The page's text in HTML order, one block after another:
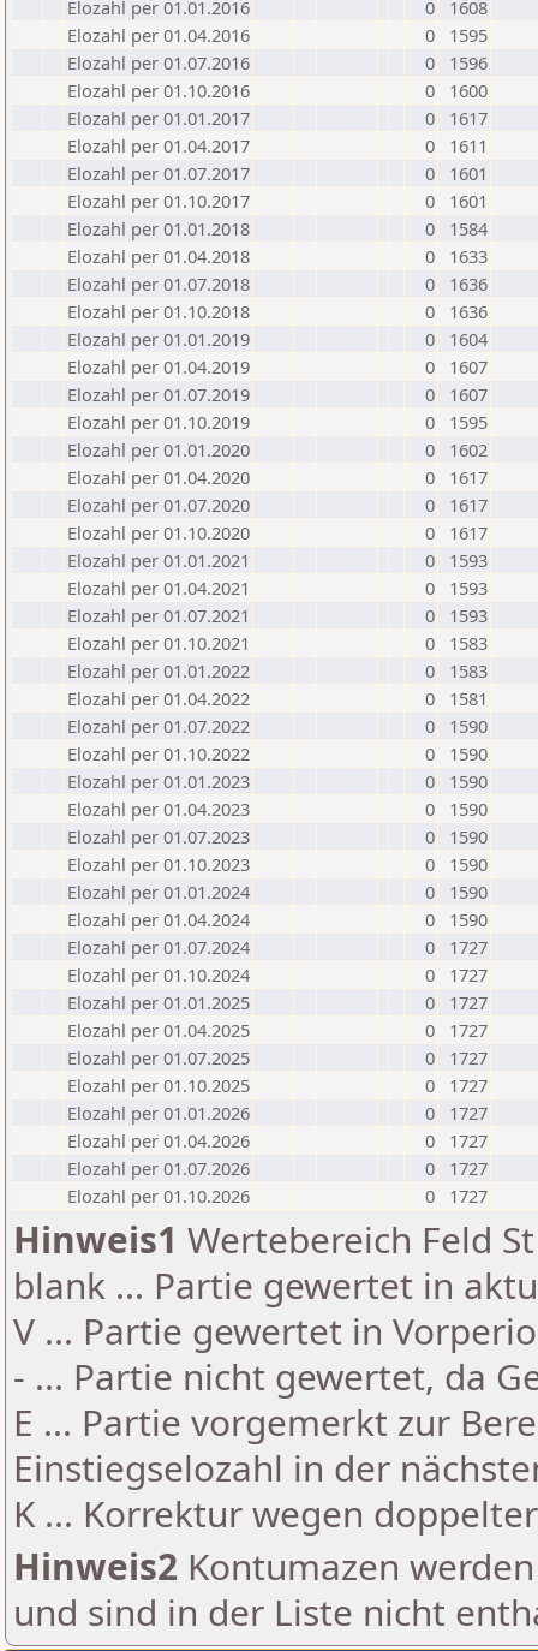
Elozahl per 01.01.2016
0
1608
Elozahl per 01.04.2016
0
1595
Elozahl per 01.07.2016
0
1596
Elozahl per 01.10.2016
0
1600
Elozahl per 01.01.2017
0
1617
Elozahl per 01.04.2017
0
1611
Elozahl per 01.07.2017
0
1601
Elozahl per 01.10.2017
0
1601
Elozahl per 01.01.2018
0
1584
Elozahl per 01.04.2018
0
1633
Elozahl per 01.07.2018
0
1636
Elozahl per 01.10.2018
0
1636
Elozahl per 01.01.2019
0
1604
Elozahl per 01.04.2019
0
1607
Elozahl per 01.07.2019
0
1607
Elozahl per 01.10.2019
0
1595
Elozahl per 01.01.2020
0
1602
Elozahl per 01.04.2020
0
1617
Elozahl per 01.07.2020
0
1617
Elozahl per 01.10.2020
0
1617
Elozahl per 01.01.2021
0
1593
Elozahl per 01.04.2021
0
1593
Elozahl per 01.07.2021
0
1593
Elozahl per 01.10.2021
0
1583
Elozahl per 01.01.2022
0
1583
Elozahl per 01.04.2022
0
1581
Elozahl per 01.07.2022
0
1590
Elozahl per 01.10.2022
0
1590
Elozahl per 01.01.2023
0
1590
Elozahl per 01.04.2023
0
1590
Elozahl per 01.07.2023
0
1590
Elozahl per 01.10.2023
0
1590
Elozahl per 01.01.2024
0
1590
Elozahl per 01.04.2024
0
1590
Elozahl per 01.07.2024
0
1727
Elozahl per 01.10.2024
0
1727
Elozahl per 01.01.2025
0
1727
Elozahl per 01.04.2025
0
1727
Elozahl per 01.07.2025
0
1727
Elozahl per 01.10.2025
0
1727
Elozahl per 01.01.2026
0
1727
Elozahl per 01.04.2026
0
1727
Elozahl per 01.07.2026
0
1727
Elozahl per 01.10.2026
0 1727
Hinweis1 Wertebereich Feld
blank ... Partie gewertet in
V ... Partie gewertet in
- ... Partie nicht gewertet, da
E ... Partie vorgemerkt zur
Einstiegselozahl in der
K ... Korrektur wegen
Hinweis2 Kontumazen
und sind in der Liste nicht